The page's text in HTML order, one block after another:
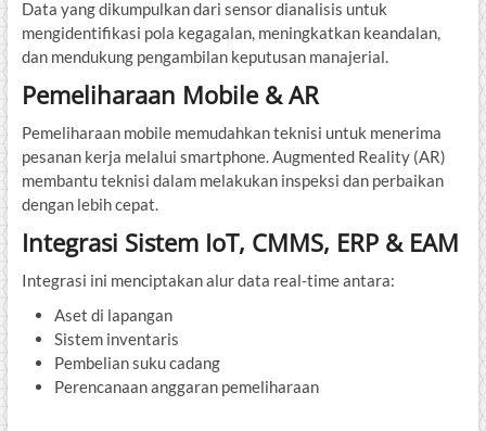
Data yang dikumpulkan dari sensor dianalisis untuk
mengidentifikasi pola kegagalan, meningkatkan keandalan,
dan mendukung pengambilan keputusan manajerial.
Pemeliharaan Mobile & AR
Pemeliharaan mobile memudahkan teknisi untuk menerima
pesanan kerja melalui smartphone. Augmented Reality (AR)
membantu teknisi dalam melakukan inspeksi dan perbaikan
dengan lebih cepat.
Integrasi Sistem IoT, CMMS, ERP & EAM
Integrasi ini menciptakan alur data real-time antara:
Aset di lapangan
Sistem inventaris
Pembelian suku cadang
Perencanaan anggaran pemeliharaan